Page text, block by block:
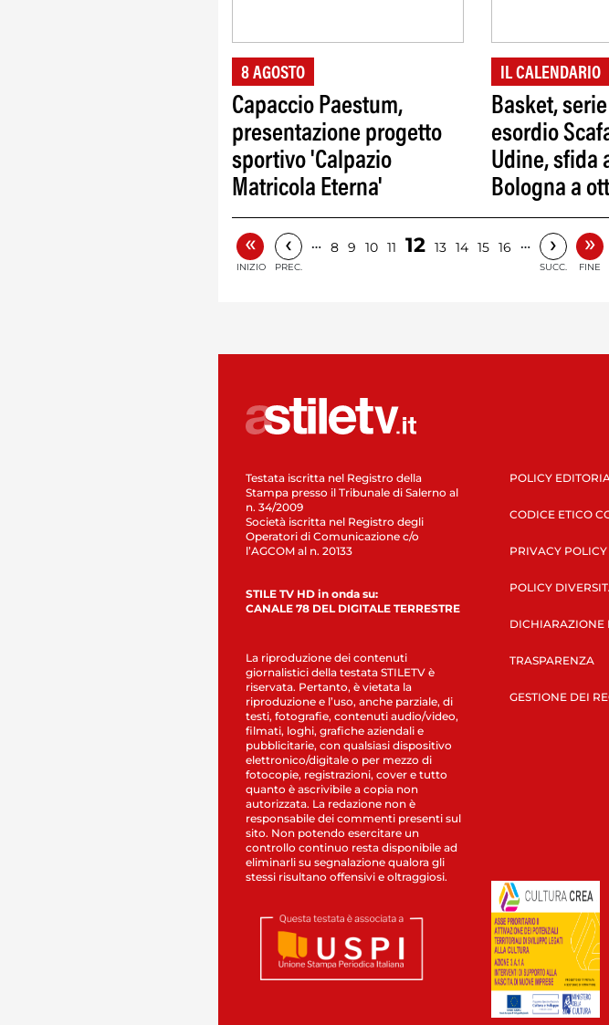
8 AGOSTO
Capaccio Paestum,
presentazione progetto
sportivo 'Calpazio
Matricola Eterna'
IL CALENDARIO
Basket, serie
esordio
Udine, sfida
Bologna a
«
INIZIO
‹
PREC.
… 8 9 10 11 12 13 14 15 16 … ›
SUCC.
»
FINE
Testata iscritta nel Registro della
Stampa presso il Tribunale di Salerno al
n. 34/2009
Società iscritta nel Registro degli
Operatori di Comunicazione c/o
l’AGCOM al n. 20133
STILE TV HD in onda su:
CANALE 78 DEL DIGITALE TERRESTRE
La riproduzione dei contenuti
giornalistici della testata STILETV è
riservata. Pertanto, è vietata la
riproduzione e l’uso, anche parziale, di
testi, fotografie, contenuti audio/video,
filmati, loghi, grafiche aziendali e
pubblicitarie, con qualsiasi dispositivo
elettronico/digitale o per mezzo di
fotocopie, registrazioni, cover e tutto
quanto è ascrivibile a copia non
autorizzata. La redazione non è
responsabile dei commenti presenti sul
sito. Non potendo esercitare un
controllo continuo resta disponibile ad
eliminarli su segnalazione qualora gli
stessi risultano offensivi e oltraggiosi.
POLICY
CODICE ETICO
PRIVACY POLICY
POLICY
DICHIARAZIONE
TRASPARENZA
GESTIONE DEI